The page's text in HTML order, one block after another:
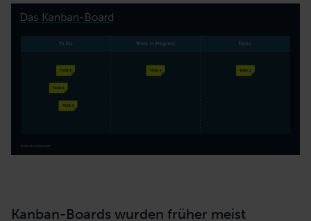
Kanban-Boards wurden früher meist